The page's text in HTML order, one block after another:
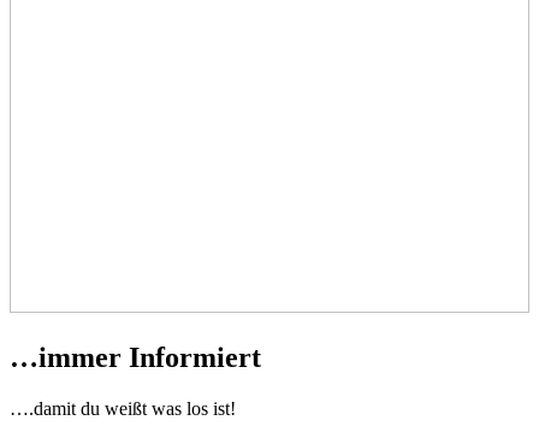
…immer Informiert
….damit du weißt was los ist!